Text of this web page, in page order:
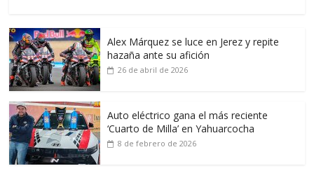
Alex Márquez se luce en Jerez y repite
hazaña ante su afición
26 de abril de 2026
Auto eléctrico gana el más reciente
‘Cuarto de Milla’ en Yahuarcocha
8 de febrero de 2026